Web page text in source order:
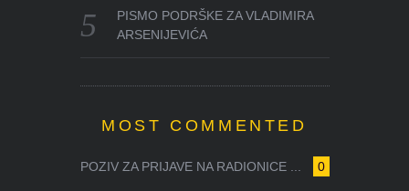
PISMO PODRŠKE ZA VLADIMIRA
ARSENIJEVIĆA
MOST COMMENTED
0
POZIV ZA PRIJAVE NA RADIONICE ...